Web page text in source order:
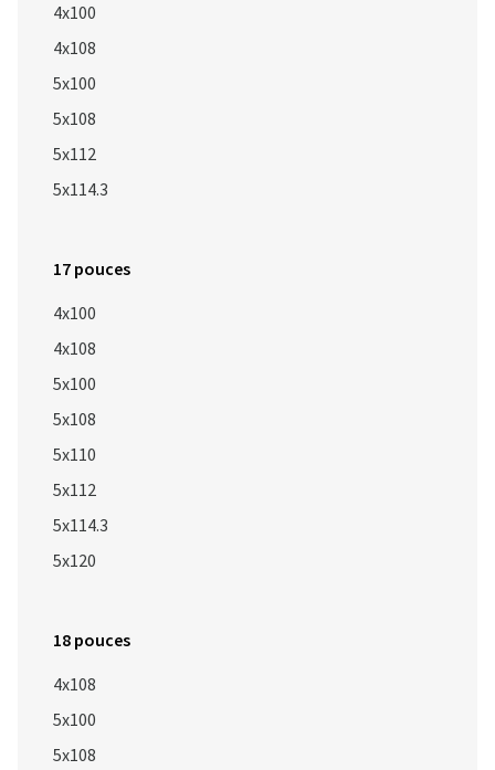
4x100
4x108
5x100
5x108
5x112
5x114.3
17 pouces
4x100
4x108
5x100
5x108
5x110
5x112
5x114.3
5x120
18 pouces
4x108
5x100
5x108